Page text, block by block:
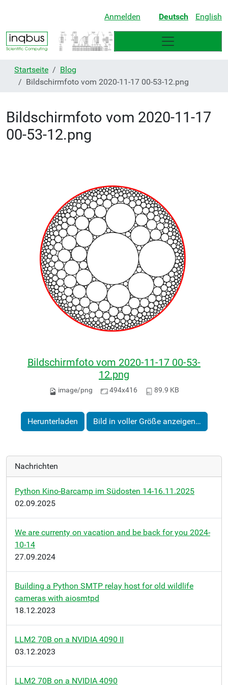
Anmelden Deutsch English
Startseite
Blog
Bildschirmfoto vom 2020-11-17 00-53-12.png
Bildschirmfoto vom 2020-11-17
00-53-12.png
Bildschirmfoto vom 2020-11-17 00-53-
12.png
image/png 494x416 89.9 KB
Herunterladen Bild in voller Größe anzeigen…
Nachrichten
Python Kino-Barcamp im Südosten 14-16.11.2025
02.09.2025
We are currenty on vacation and be back for you 2024-
10-14
27.09.2024
Building a Python SMTP relay host for old wildlife
cameras with aiosmtpd
18.12.2023
LLM2 70B on a NVIDIA 4090 II
03.12.2023
LLM2 70B on a NVIDIA 4090